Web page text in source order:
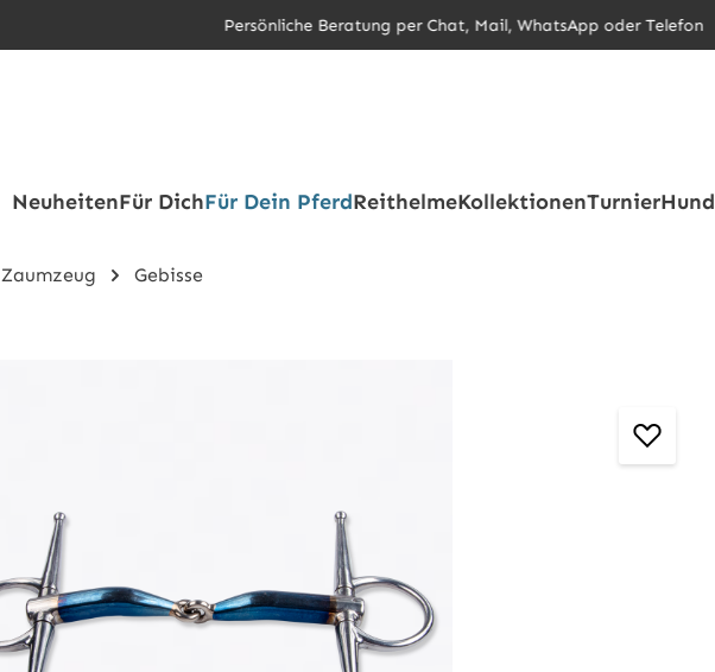
Persönliche Beratung per Chat, Mail, WhatsApp oder Telefon
NeuheitenFür DichFür Dein PferdReithelmeKollektionenTurnierHund
Zaumzeug Gebisse